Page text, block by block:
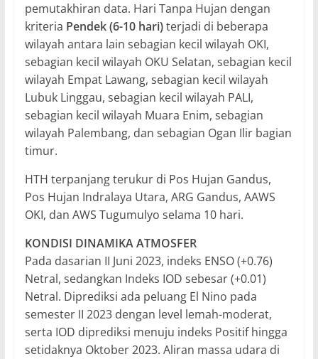
pemutakhiran data. Hari Tanpa Hujan dengan
kriteria Pendek (6-10 hari)terjadi di beberapa
wilayah antara lain sebagian kecil wilayah OKI,
sebagian kecil wilayah OKU Selatan, sebagian kecil
wilayah Empat Lawang, sebagian kecil wilayah
Lubuk Linggau, sebagian kecil wilayah PALI,
sebagian kecil wilayah Muara Enim, sebagian
wilayah Palembang, dan sebagian Ogan Ilir bagian
timur.
HTH terpanjang terukur di Pos Hujan Gandus,
Pos Hujan Indralaya Utara, ARG Gandus, AAWS
OKI, dan AWS Tugumulyo selama 10 hari.
KONDISI DINAMIKA ATMOSFER
Pada dasarian II Juni 2023, indeks ENSO (+0.76)
Netral, sedangkan Indeks IOD sebesar (+0.01)
Netral. Diprediksi ada peluang El Nino pada
semester II 2023 dengan level lemah-moderat,
serta IOD diprediksi menuju indeks Positif hingga
setidaknya Oktober 2023. Aliran massa udara di